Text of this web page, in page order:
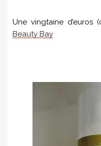
Une vingtaine d’euros
Beauty Bay